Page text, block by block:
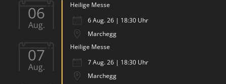
06
Aug.
Heilige Messe
6 Aug. 26 | 18:30 Uhr
Marchegg
07
Aug.
Heilige Messe
7 Aug. 26 | 18:30 Uhr
Marchegg